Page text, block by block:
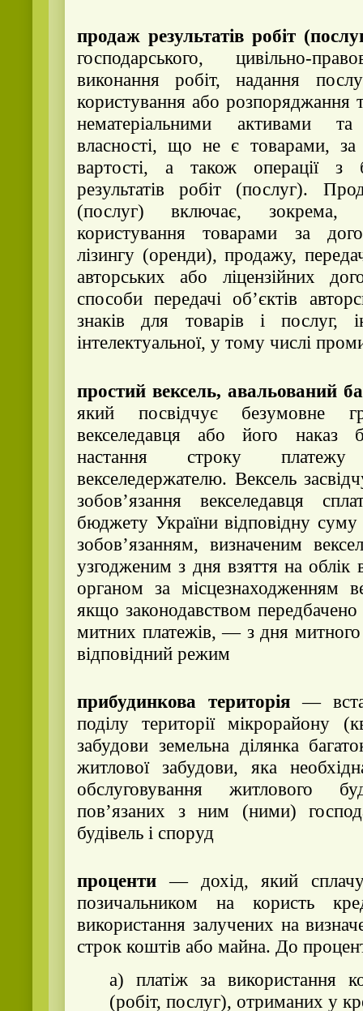
продаж результатів робіт
господарського, цивільно-
виконання робіт, надання
користування або розпоряджання
нематеріальними активами
власності, що не є товарами, за
вартості, а також операції з
результатів робіт (послуг).
(послуг) включає,
користування товарами за
лізингу (оренди), продажу,
авторських або ліцензійних
способи передачі об’єктів
знаків для товарів і послуг,
інтелектуальної, у тому числі
простий вексель, авальований
який посвідчує безумовне
векселедавця або його наказ
настання строку
векселедержателю. Вексель
зобов’язання векселедавця
бюджету України відповідну
зобов’язанням, визначеним
узгодженим з дня взяття на
органом за місцезнаходженням
якщо законодавством передбачено
митних платежів, — з дня
відповідний режим
прибудинкова територія —
поділу території мікрорайону
забудови земельна ділянка
житлової забудови, яка
обслуговування житлового
пов’язаних з ним (ними)
будівель і споруд
проценти — дохід, який
позичальником на користь
використання залучених на
строк коштів або майна. До
а) платіж за використання
(робіт, послуг), отриманих у